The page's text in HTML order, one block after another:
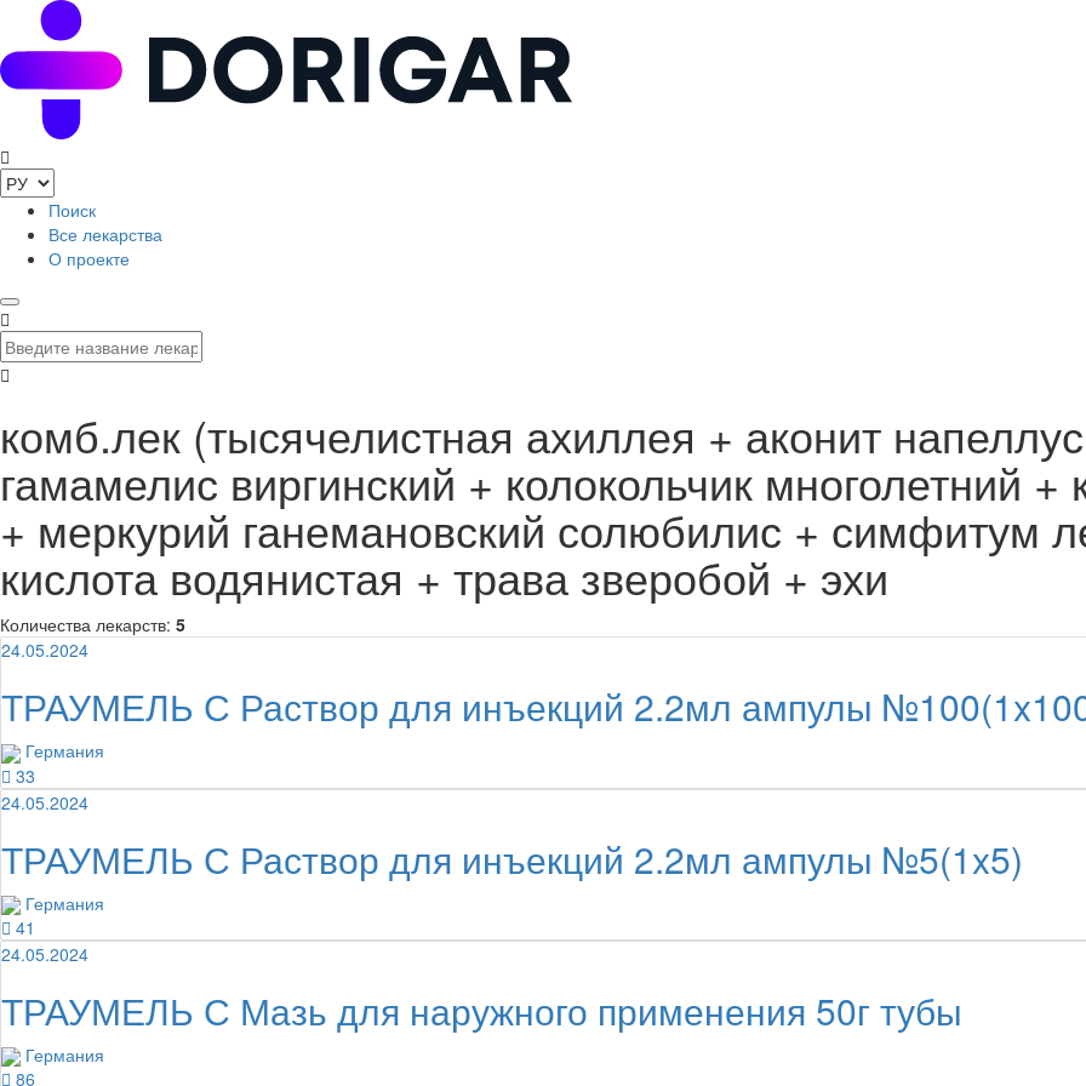
Поиск
Все лекарства
О проекте
комб.лек (тысячелистная ахиллея + аконит
гамамелис виргинский + колокольчик многолетний
+ меркурий ганемановский солюбилис + симфитум
кислота водянистая + трава зверобой + эхи
Количества лекарств: 5
24.05.2024
ТРАУМЕЛЬ С Раствор для инъекций 2.2мл ампулы
Германия
33
24.05.2024
ТРАУМЕЛЬ С Раствор для инъекций 2.2мл ампулы №5(1x5)
Германия
41
24.05.2024
ТРАУМЕЛЬ С Мазь для наружного применения 50г тубы
Германия
86